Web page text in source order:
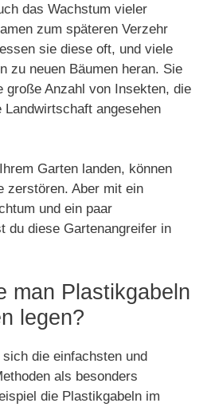
das Wachstum vieler
zum späteren Verzehr
sie diese oft, und viele
zu neuen Bäumen heran. Sie
große Anzahl von Insekten, die
angesehen
Garten landen, können
zerstören. Aber mit ein
und ein paar
du diese Gartenangreifer in
man Plastikgabeln
legen?
die einfachsten und
als besonders
die Plastikgabeln im